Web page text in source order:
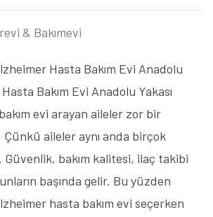
& Bakımevi
Hasta Bakım Evi Anadolu
Bakım Evi Anadolu Yakası
evi arayan aileler zor bir
aileler aynı anda birçok
bakım kalitesi, ilaç takibi
başında gelir. Bu yüzden
hasta bakım evi seçerken